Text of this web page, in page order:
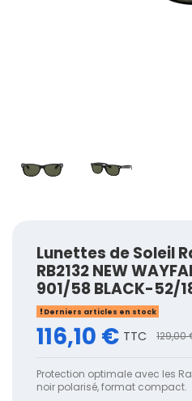
Lunettes de Soleil
RB2132 NEW
901/58 BLACK-52/
Derniers articles en stock
116,10 € TTC 129,00
Protection optimale avec les
noir polarisé, format compact.